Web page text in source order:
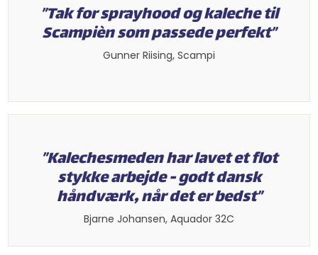
”Tak for sprayhood og kaleche til
Scampièn som passede perfekt”​
​Gunner Riising, Scampi​
”Kalechesmeden har lavet et flot
stykke arbejde - godt dansk
håndværk, når det er bedst”​
​Bjarne Johansen, Aquador 32C​